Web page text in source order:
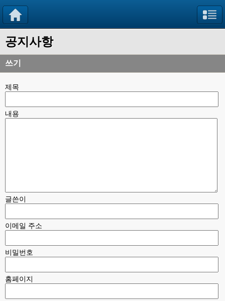
공지사항
쓰기
제목
내용
글쓴이
이메일 주소
비밀번호
홈페이지